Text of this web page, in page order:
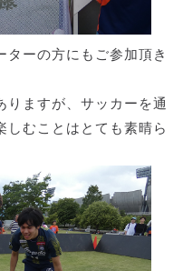
ーの方にもご参加頂き
りますが、サッカーを通
しむことはとても素晴ら